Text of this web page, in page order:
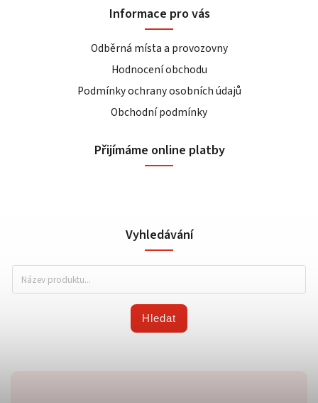
Informace pro vás
Odběrná místa a provozovny
Hodnocení obchodu
Podmínky ochrany osobních údajů
Obchodní podmínky
Přijímáme online platby
Vyhledávání
Hledat